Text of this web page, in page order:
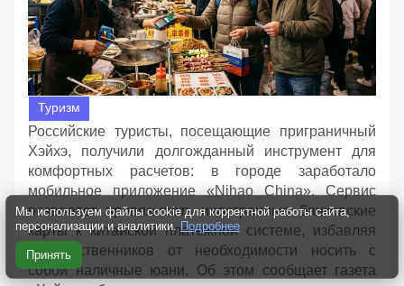
Туризм
Российские туристы, посещающие приграничный
Хэйхэ, получили долгожданный инструмент для
комфортных расчетов: в городе заработало
мобильное приложение «Nihao China». Сервис
позволяет привязывать иностранные банковские
карты к китайской платежной системе, избавляя
путешественников от необходимости носить с
собой наличные юани. Об этом сообщает газета
Мы используем файлы cookie для корректной работы сайта,
персонализации и аналитики. Подробнее
Принять